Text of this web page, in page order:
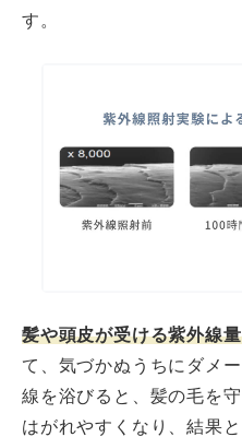
す。
髪や頭皮が受ける紫外線
て、気づかぬうちにダメ
線を浴びると、髪の毛を
はがれやすくなり、結果